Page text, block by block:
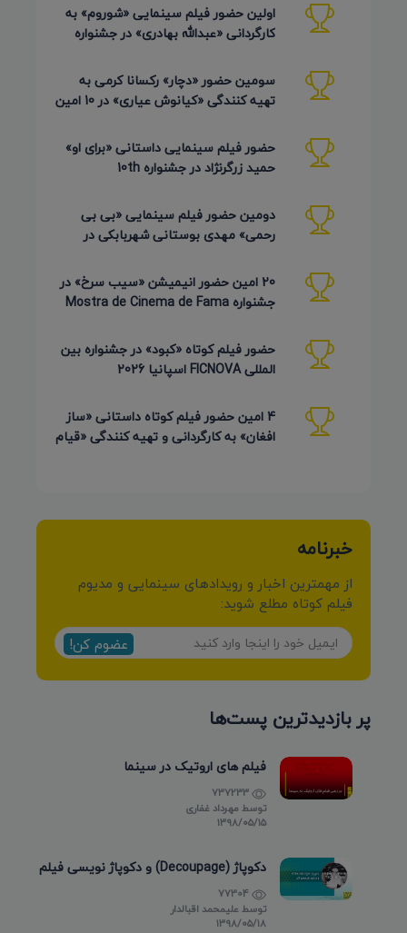
اولین حضور فیلم سینمایی «شوروم» به
کارگردانی «عبدالله بهادری» در جشنواره
سومین حضور «دچار» رکسانا کرمی به
تهیه کنندگی «کیانوش عیاری» در 10 امین
حضور فیلم سینمایی داستانی «برای او»
حمید زرگرنژاد در جشنواره 10th
دومین حضور فیلم سینمایی «بی بی
رحمی» مهدی بوستانی شهربابکی در
20 امین حضور انیمیشن «سیب سرخ» در
جشنواره Mostra de Cinema de Fama
حضور فیلم کوتاه «کبود» در جشنواره بین
المللی FICNOVA اسپانیا 2026
4 امین حضور فیلم کوتاه داستانی «ساز
افغان» به کارگردانی و تهیه کنندگی «قیام
خبرنامه
از مهمترین اخبار و رویدادهای سینمایی و مدیوم
فیلم کوتاه مطلع شوید:
عضوم کن!
پر بازدیدترین پست‌ها
فیلم های اروتیک در سینما
توسط مهرداد غفاری
۱۳۹۸/۰۵/۱۵
دکوپاژ (Decoupage) و دکوپاژ نویسی فیلم
توسطعلیمحمد اقبالدار
۱۳۹۸/۰۵/۱۸